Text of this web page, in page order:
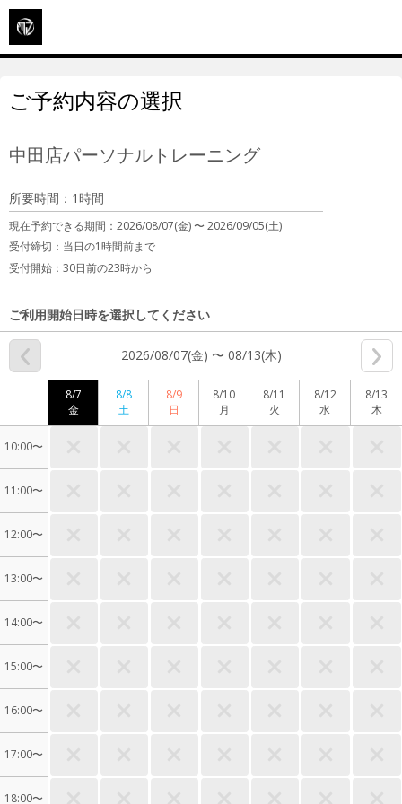
ご予約内容の選択
中田店パーソナルトレーニング
所要時間：1時間
現在予約できる期間： 2026/08/07(金) 〜2026/09/05(土)
受付締切： 当日の1時間前まで
受付開始： 30日前の23時から
ご利用開始日時を選択してください
2026/08/07(金) 〜 08/13(木)
8/7
金
8/8
土
8/9
日
8/10
月
8/11
火
8/12
水
8/13
木
10:00〜
11:00〜
12:00〜
13:00〜
14:00〜
15:00〜
16:00〜
17:00〜
18:00〜